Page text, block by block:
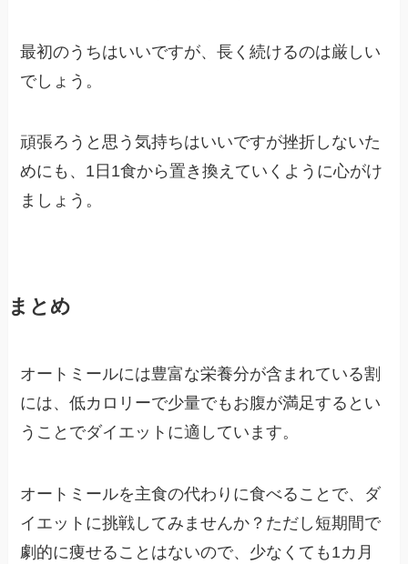
最初のうちはいいですが、長く続けるのは厳しい
でしょう。
頑張ろうと思う気持ちはいいですが挫折しないた
めにも、1日1食から置き換えていくように心がけ
ましょう。
まとめ
オートミールには豊富な栄養分が含まれている割
には、低カロリーで少量でもお腹が満足するとい
うことでダイエットに適しています。
オートミールを主食の代わりに食べることで、ダ
イエットに挑戦してみませんか？ただし短期間で
劇的に痩せることはないので、少なくても1カ月